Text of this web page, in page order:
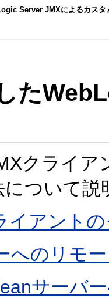
Server JMXによるカスタ
た
クライ
ついて説
イアント
へのリモ
サーバ